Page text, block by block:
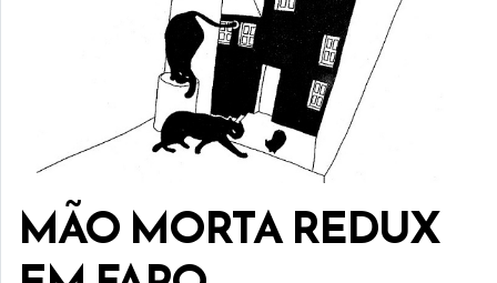
MÃO MORTA REDUX